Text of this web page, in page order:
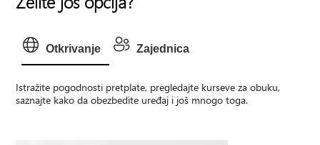
Otkrivanje Zajednica
Istražite pogodnosti pretplate, pregledajte kurseve za obuku,
saznajte kako da obezbedite uređaj i još mnogo toga.